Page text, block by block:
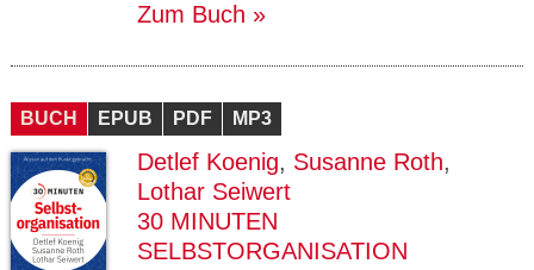
Zum Buch
BUCH EPUB PDF MP3
Detlef Koenig, Susanne Roth,
Lothar Seiwert
30 MINUTEN
SELBSTORGANISATION